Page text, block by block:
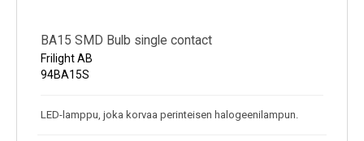
BA15 SMD Bulb single contact
Frilight AB
94BA15S
LED-lamppu, joka korvaa perinteisen halogeenilampun.